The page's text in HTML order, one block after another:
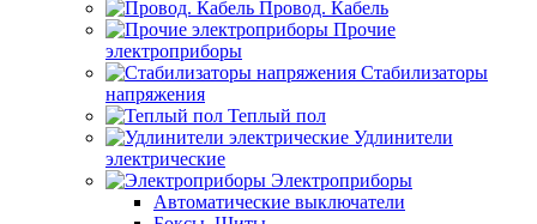
Провод. Кабель
Прочие
электроприборы
Стабилизаторы
напряжения
Теплый пол
Удлинители
электрические
Электроприборы
Автоматические выключатели